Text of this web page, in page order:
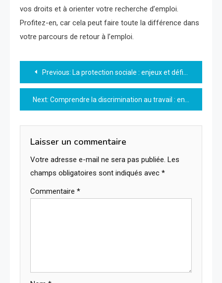
vos droits et à orienter votre recherche d’emploi.
Profitez-en, car cela peut faire toute la différence dans
votre parcours de retour à l’emploi.
Navigation
de
l’article
Previous: La protection sociale : enjeux et défis pour notre société
Next: Comprendre la discrimination au travail : enjeux et solutions
Laisser un commentaire
Votre adresse e-mail ne sera pas publiée. Les
champs obligatoires sont indiqués avec *
Commentaire *